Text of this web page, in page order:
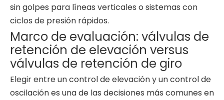
sin golpes para líneas verticales o sistemas con
ciclos de presión rápidos.
Marco de evaluación: válvulas de
retención de elevación versus
válvulas de retención de giro
Elegir entre un control de elevación y un control de
oscilación es una de las decisiones más comunes en